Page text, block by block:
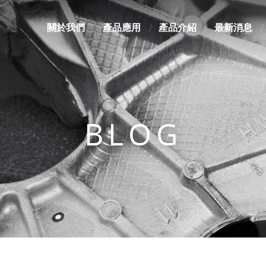
關於我們 產品應用 產品介紹 最新消息
BLOG